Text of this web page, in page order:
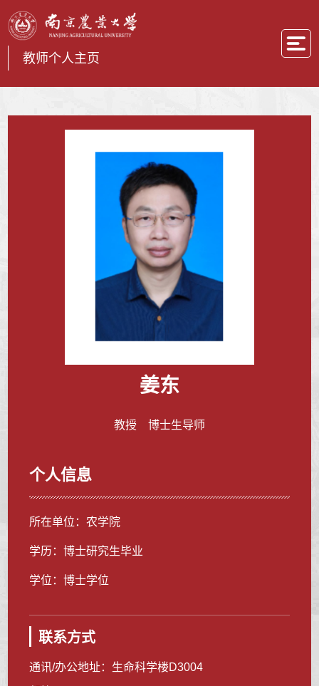
教师个人主页
姜东
教授 博士生导师
个人信息
所在单位：农学院
学历：博士研究生毕业
学位：博士学位
联系方式
通讯/办公地址： 生命科学楼D3004